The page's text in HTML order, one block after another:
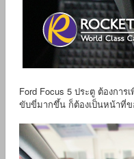
Ford Focus 5 ประตู ต้องกา
ขับขี่มากขึ้น ก็ต้องเป็นหน้าที่ข